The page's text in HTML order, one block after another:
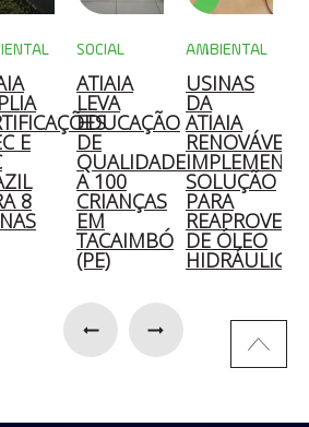
E
8
SOCIAL
ATIAIA
LEVA
EDUCAÇÃO
DE
QUALIDADE
A 100
CRIANÇAS
EM
TACAIMBÓ
(PE)
AMBIENTAL
USINAS
DA
ATIAIA
RENOVÁVEIS
SOLUÇÃO
PARA
DE ÓLEO
HIDRÁULICO